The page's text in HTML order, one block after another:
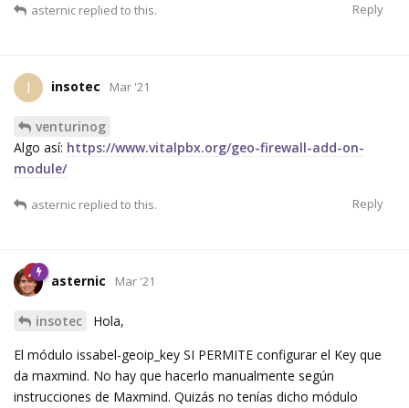
Reply
asternic replied to this.
I insotec Mar '21
venturinog
Algo así: https://www.vitalpbx.org/geo-firewall-add-on-
module/
Reply
asternic replied to this.
asternic Mar '21
insotec
Hola,
El módulo issabel-geoip_key SI PERMITE configurar el Key que
da maxmind. No hay que hacerlo manualmente según
instrucciones de Maxmind. Quizás no tenías dicho módulo